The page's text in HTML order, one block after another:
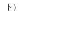
ト）